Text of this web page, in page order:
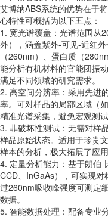
艾博纳ABS系统的优势在于
心特性可概括为以下五点：
1. 宽光谱覆盖：光谱范围从
外），涵盖紫外-可见-近红
（260nm）、蛋白质（
能分析有机材料的官能团振
满足不同领域的研究需求。
2. 高空间分辨率：采用先进
率。可对样品的局部区域（
精准光谱采集，避免宏观测
3. 非破坏性测试：无需对样
样品原始状态。适用于珍贵
样本的分析，极大拓展了应
4. 定量分析能力：基于朗伯
CCD、InGaAs），可实现
过260nm吸收峰强度可测定
数据。
5. 智能数据处理：配备专业